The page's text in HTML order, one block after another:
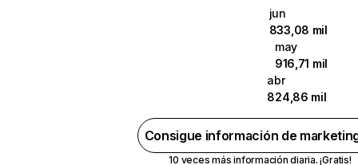
jun
833,08 mil
may
916,71 mil
abr
824,86 mil
Consigue información de
10 veces más información diaria. ¡Gratis!